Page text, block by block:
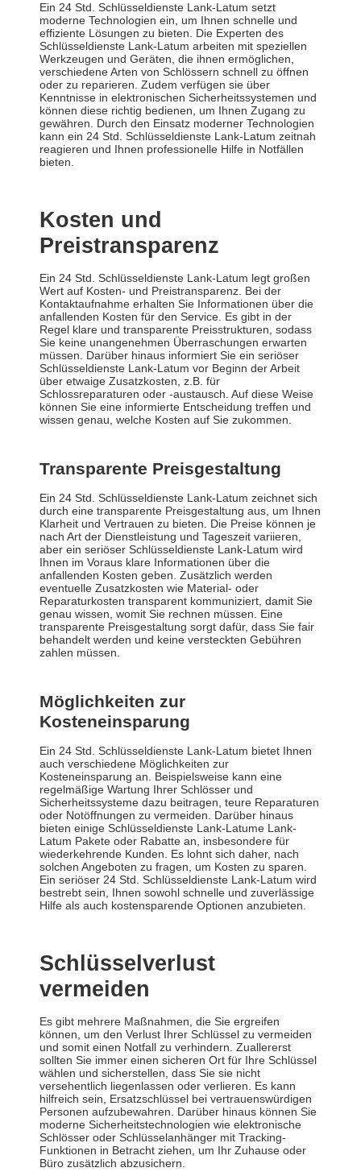
Ein 24 Std. Schlüsseldienste Lank-Latum setzt
moderne Technologien ein, um Ihnen schnelle und
effiziente Lösungen zu bieten. Die Experten des
Schlüsseldienste Lank-Latum arbeiten mit speziellen
Werkzeugen und Geräten, die ihnen ermöglichen,
verschiedene Arten von Schlössern schnell zu öffnen
oder zu reparieren. Zudem verfügen sie über
Kenntnisse in elektronischen Sicherheitssystemen und
können diese richtig bedienen, um Ihnen Zugang zu
gewähren. Durch den Einsatz moderner Technologien
kann ein 24 Std. Schlüsseldienste Lank-Latum zeitnah
reagieren und Ihnen professionelle Hilfe in Notfällen
bieten.
Kosten und
Preistransparenz
Ein 24 Std. Schlüsseldienste Lank-Latum legt großen
Wert auf Kosten- und Preistransparenz. Bei der
Kontaktaufnahme erhalten Sie Informationen über die
anfallenden Kosten für den Service. Es gibt in der
Regel klare und transparente Preisstrukturen, sodass
Sie keine unangenehmen Überraschungen erwarten
müssen. Darüber hinaus informiert Sie ein seriöser
Schlüsseldienste Lank-Latum vor Beginn der Arbeit
über etwaige Zusatzkosten, z.B. für
Schlossreparaturen oder -austausch. Auf diese Weise
können Sie eine informierte Entscheidung treffen und
wissen genau, welche Kosten auf Sie zukommen.
Transparente Preisgestaltung
Ein 24 Std. Schlüsseldienste Lank-Latum zeichnet sich
durch eine transparente Preisgestaltung aus, um Ihnen
Klarheit und Vertrauen zu bieten. Die Preise können je
nach Art der Dienstleistung und Tageszeit variieren,
aber ein seriöser Schlüsseldienste Lank-Latum wird
Ihnen im Voraus klare Informationen über die
anfallenden Kosten geben. Zusätzlich werden
eventuelle Zusatzkosten wie Material- oder
Reparaturkosten transparent kommuniziert, damit Sie
genau wissen, womit Sie rechnen müssen. Eine
transparente Preisgestaltung sorgt dafür, dass Sie fair
behandelt werden und keine versteckten Gebühren
zahlen müssen.
Möglichkeiten zur
Kosteneinsparung
Ein 24 Std. Schlüsseldienste Lank-Latum bietet Ihnen
auch verschiedene Möglichkeiten zur
Kosteneinsparung an. Beispielsweise kann eine
regelmäßige Wartung Ihrer Schlösser und
Sicherheitssysteme dazu beitragen, teure Reparaturen
oder Notöffnungen zu vermeiden. Darüber hinaus
bieten einige Schlüsseldienste Lank-Latume Lank-
Latum Pakete oder Rabatte an, insbesondere für
wiederkehrende Kunden. Es lohnt sich daher, nach
solchen Angeboten zu fragen, um Kosten zu sparen.
Ein seriöser 24 Std. Schlüsseldienste Lank-Latum wird
bestrebt sein, Ihnen sowohl schnelle und zuverlässige
Hilfe als auch kostensparende Optionen anzubieten.
Schlüsselverlust
vermeiden
Es gibt mehrere Maßnahmen, die Sie ergreifen
können, um den Verlust Ihrer Schlüssel zu vermeiden
und somit einen Notfall zu verhindern. Zuallererst
sollten Sie immer einen sicheren Ort für Ihre Schlüssel
wählen und sicherstellen, dass Sie sie nicht
versehentlich liegenlassen oder verlieren. Es kann
hilfreich sein, Ersatzschlüssel bei vertrauenswürdigen
Personen aufzubewahren. Darüber hinaus können Sie
moderne Sicherheitstechnologien wie elektronische
Schlösser oder Schlüsselanhänger mit Tracking-
Funktionen in Betracht ziehen, um Ihr Zuhause oder
Büro zusätzlich abzusichern.